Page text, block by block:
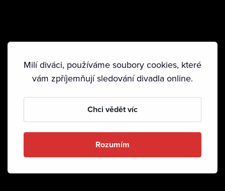
Milí diváci, používáme soubory cookies, které
vám zpříjemňují sledování divadla online.
Chci vědět víc
Rozumím